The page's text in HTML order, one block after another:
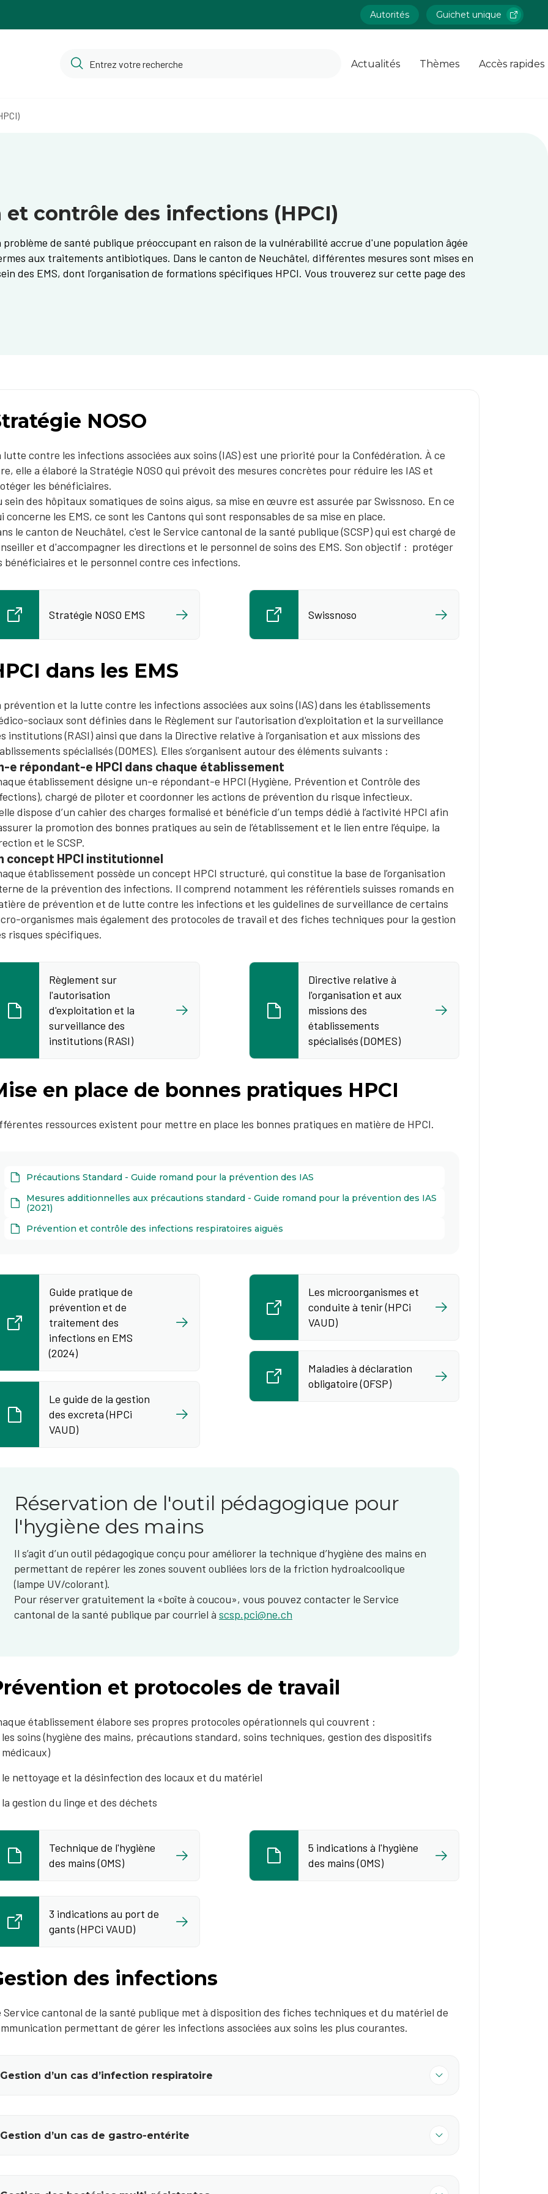
Autorités Guichet unique
Actualités Thèmes Accès rapides
contrôle des infections (HPCI)
de santé publique préoccupant en raison de la vulnérabilité accrue d'une population âgée
aux traitements antibiotiques. Dans le canton de Neuchâtel, différentes mesures sont mises en
des EMS, dont l'organisation de formations spécifiques HPCI. Vous trouverez sur cette page des
NOSO
lutte contre les infections associées aux soins (IAS) est une priorité pour la Confédération. À ce
elle a élaboré la Stratégie NOSO qui prévoit des mesures concrètes pour réduire les IAS et
les bénéficiaires.
sein des hôpitaux somatiques de soins aigus, sa mise en œuvre est assurée par Swissnoso. En ce
concerne les EMS, ce sont les Cantons qui sont responsables de sa mise en place.
le canton de Neuchâtel, c'est le Service cantonal de la santé publique (SCSP) qui est chargé de
et d'accompagner les directions et le personnel de soins des EMS. Son objectif : protéger
bénéficiaires et le personnel contre ces infections.
Stratégie NOSO EMS Swissnoso
dans les EMS
prévention et la lutte contre les infections associées aux soins (IAS) dans les établissements
sociaux sont définies dans le Règlement sur l'autorisation d'exploitation et la surveillance
institutions (RASI) ainsi que dans la Directive relative à l'organisation et aux missions des
spécialisés (DOMES). Elles s’organisent autour des éléments suivants :
e répondant-e HPCI dans chaque établissement
établissement désigne un-e répondant-e HPCI (Hygiène, Prévention et Contrôle des
chargé de piloter et coordonner les actions de prévention du risque infectieux.
dispose d’un cahier des charges formalisé et bénéficie d’un temps dédié à l’activité HPCI afin
la promotion des bonnes pratiques au sein de l’établissement et le lien entre l’équipe, la
et le SCSP.
concept HPCI institutionnel
établissement possède un concept HPCI structuré, qui constitue la base de l’organisation
de la prévention des infections. Il comprend notamment les référentiels suisses romands en
de prévention et de lutte contre les infections et les guidelines de surveillance de certains
organismes mais également des protocoles de travail et des fiches techniques pour la gestion
risques spécifiques.
Règlement sur
l'autorisation
d'exploitation et la
surveillance des
institutions (RASI)
Directive relative à
l'organisation et aux
missions des
établissements
spécialisés (DOMES)
en place de bonnes pratiques HPCI
ressources existent pour mettre en place les bonnes pratiques en matière de HPCI.
Précautions Standard - Guide romand pour la prévention des IAS
Mesures additionnelles aux précautions standard - Guide romand pour la prévention des IAS
(2021)
Prévention et contrôle des infections respiratoires aiguës
Guide pratique de
prévention et de
traitement des
infections en EMS
(2024)
Le guide de la gestion
des excreta (HPCi
VAUD)
Les microorganismes et
conduite à tenir (HPCi
VAUD)
Maladies à déclaration
obligatoire (OFSP)
Réservation de l'outil pédagogique pour
l'hygiène des mains
Il s’agit d’un outil pédagogique conçu pour améliorer la technique d’hygiène des mains en
permettant de repérer les zones souvent oubliées lors de la friction hydroalcoolique
(lampe UV/colorant).
Pour réserver gratuitement la «boîte à coucou», vous pouvez contacter le Service
cantonal de la santé publique par courriel à scsp.pci@ne.ch
et protocoles de travail
établissement élabore ses propres protocoles opérationnels qui couvrent :
les soins (hygiène des mains, précautions standard, soins techniques, gestion des dispositifs
médicaux)
le nettoyage et la désinfection des locaux et du matériel
la gestion du linge et des déchets
Technique de l'hygiène
des mains (OMS)
5 indications à l'hygiène
des mains (OMS)
3 indications au port de
gants (HPCi VAUD)
des infections
Service cantonal de la santé publique met à disposition des fiches techniques et du matériel de
permettant de gérer les infections associées aux soins les plus courantes.
Gestion d’un cas d’infection respiratoire
Gestion d’un cas de gastro-entérite